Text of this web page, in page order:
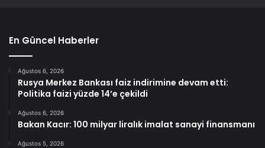
En Güncel Haberler
Ağustos 6, 2026
Rusya Merkez Bankası faiz indirimine devam etti:
Politika faizi yüzde 14’e çekildi
Ağustos 6, 2026
Bakan Kacır: 100 milyar liralık imalat sanayi finansmanı
Ağustos 5, 2026